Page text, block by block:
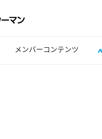
メンバーコンテンツ